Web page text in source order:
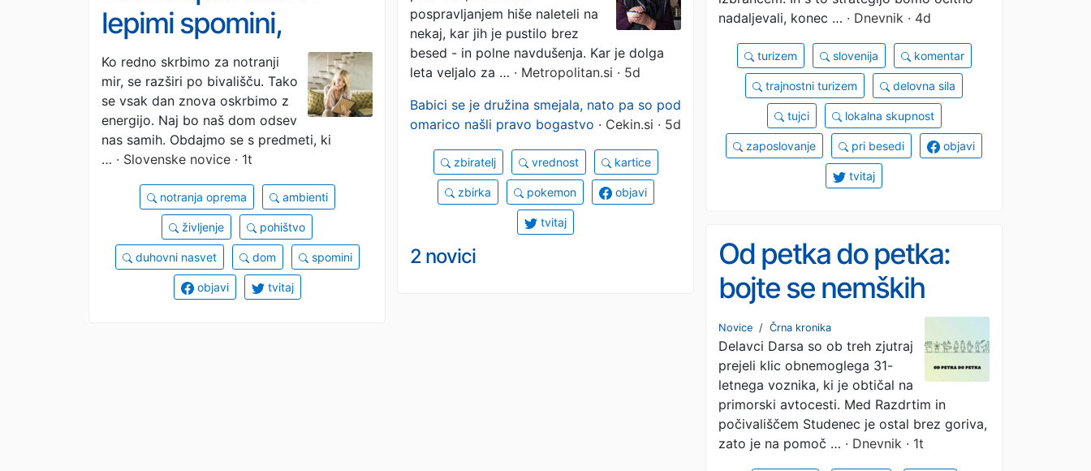
nadaljevali, konec … · Dnevnik · 4d
turizem slovenija komentar
trajnostni turizem delovna sila
tujci lokalna skupnost
zaposlovanje pri besedi objavi
tvitaj
verjeti svojim očem -
še posebej, ker niso
verjeli njenim
besedam
pospravljanjem hiše naleteli na
nekaj, kar jih je pustilo brez
besed - in polne navdušenja. Kar je dolga
leta veljalo za … · Metropolitan.si · 5d
Babici se je družina smejala, nato pa so pod
omarico našli pravo bogastvo · Cekin.si · 5d
zbiratelj vrednost kartice
zbirka pokemon objavi
tvitaj
2 novici
lepimi spomini,
seveda brez
pretiranega kopičenja
Ko redno skrbimo za notranji
mir, se razširi po bivališču. Tako
se vsak dan znova oskrbimo z
energijo. Naj bo naš dom odsev
nas samih. Obdajmo se s predmeti, ki
… · Slovenske novice · 1t
notranja oprema ambienti
življenje pohištvo
duhovni nasvet dom spomini
objavi tvitaj
Od petka do petka:
bojte se nemških
turistov, po avtocesti
pa s hitrostmi od 0 do
258 km/h
Novice / Črna kronika
Delavci Darsa so ob treh zjutraj
prejeli klic obnemoglega 31-
letnega voznika, ki je obtičal na
primorski avtocesti. Med Razdrtim in
počivališčem Studenec je ostal brez goriva,
zato je na pomoč … · Dnevnik · 1t